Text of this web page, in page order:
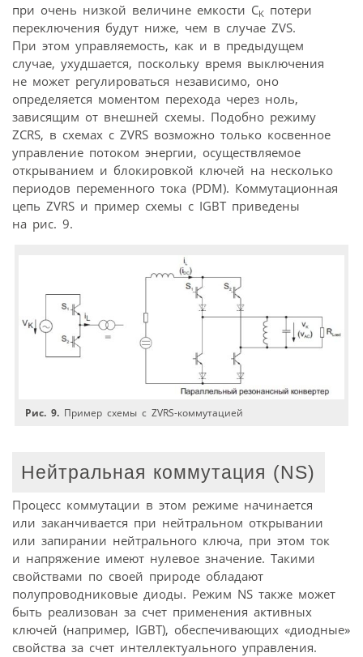
при очень низкой величине емкости CK потери
переключения будут ниже, чем в случае ZVS.
При этом управляемость, как и в предыдущем
случае, ухудшается, поскольку время выключения
не может регулироваться независимо, оно
определяется моментом перехода через ноль,
зависящим от внешней схемы. Подобно режиму
ZCRS, в схемах с ZVRS возможно только косвенное
управление потоком энергии, осуществляемое
открыванием и блокировкой ключей на несколько
периодов переменного тока (PDM). Коммутационная
цепь ZVRS и пример схемы с IGBT приведены
на рис. 9.
Рис. 9. Пример схемы с ZVRS-коммутацией
Нейтральная коммутация (NS)
Процесс коммутации в этом режиме начинается
или заканчивается при нейтральном открывании
или запирании нейтрального ключа, при этом ток
и напряжение имеют нулевое значение. Такими
свойствами по своей природе обладают
полупроводниковые диоды. Режим NS также может
быть реализован за счет применения активных
ключей (например, IGBT), обеспечивающих «диодные»
свойства за счет интеллектуального управления.